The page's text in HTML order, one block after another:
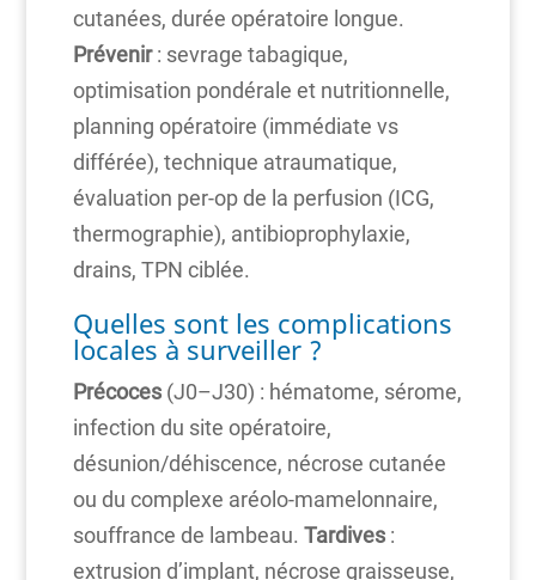
cutanées, durée opératoire longue.
Prévenir: sevrage tabagique,
optimisation pondérale et nutritionnelle,
planning opératoire (immédiate vs
différée), technique atraumatique,
évaluation per-op de la perfusion (ICG,
thermographie), antibioprophylaxie,
drains, TPN ciblée.
Quelles sont les complications
locales à surveiller ?
Précoces(J0–J30) : hématome, sérome,
infection du site opératoire,
désunion/déhiscence, nécrose cutanée
ou du complexe aréolo-mamelonnaire,
souffrance de lambeau. Tardives:
extrusion d’implant, nécrose graisseuse,